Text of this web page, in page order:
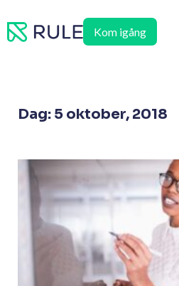
till
Kom igång
Dag: 5 oktober, 2018